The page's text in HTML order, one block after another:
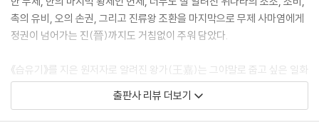
3.
석계륜이 사랑한 첩의 이름은 상풍(翔風)인데 위나라 말에 오랑캐 나라에
서 얻었다. 10살부터 집에서 길렀는데 15살이 되자 비할 데 없이 아름답고
자태도 빼어났다. 옥 소리를 기묘하게 구분하고 금 빛깔도 신통하게 구별
했다. 석숭은 재력으로 황실에 버금가는 당대 최고로 사치를 누린 인물이
촉의 유비, 오의 손권, 그리고 진류왕 조환을 마지막으로 무제 사마염에게
정권이 넘어가는 진(晉)까지도 거침없이 주워 담았다.
《습유기》를 지은 원저자로 알려진 왕가(王嘉)는 그야말로 줍고 싶은 일화
를 마음대로 주워 모아 19권의 서적으로 만들었는데 전쟁으로 불탔고 나
중에 양(梁)의 소기가 10권으로 복원했다고 한다. 그 안에는 절대 황제답
출판사 리뷰 더보기